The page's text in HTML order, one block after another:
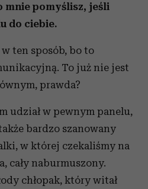
mnie pomyślisz, jeśli
do ciebie.
ten sposób, bo to
To już nie jest
prawda?
udział w pewnym panelu,
bardzo szanowany
w której czekaliśmy na
cały naburmuszony.
chłopak, który witał